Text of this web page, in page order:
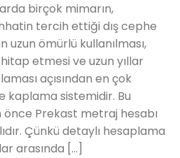
birçok mimarın,
tercih ettiği dış cephe
ömürlü kullanılması,
etmesi ve uzun yıllar
açısından en çok
kaplama sistemidir. Bu
Prekast metraj hesabı
Çünkü detaylı hesaplama
arasında […]